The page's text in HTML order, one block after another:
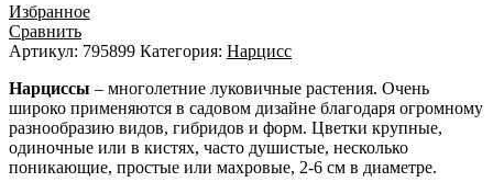
Избранное
Сравнить
Артикул: 795899 Категория: Нарцисс
Нарциссы – многолетние луковичные растения. Очень
широко применяются в садовом дизайне благодаря огромному
разнообразию видов, гибридов и форм. Цветки крупные,
одиночные или в кистях, часто душистые, несколько
поникающие, простые или махровые, 2-6 см в диаметре.